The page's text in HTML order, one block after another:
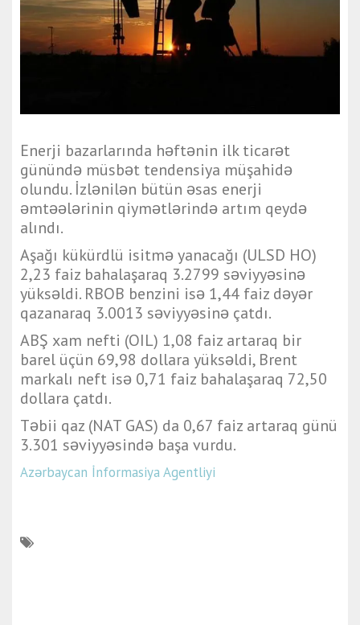
Enerji bazarlarında həftənin ilk ticarət
günündə müsbət tendensiya müşahidə
olundu. İzlənilən bütün əsas enerji
əmtəələrinin qiymətlərində artım qeydə
alındı.
Aşağı kükürdlü isitmə yanacağı (ULSD HO)
2,23 faiz bahalaşaraq 3.2799 səviyyəsinə
yüksəldi. RBOB benzini isə 1,44 faiz dəyər
qazanaraq 3.0013 səviyyəsinə çatdı.
ABŞ xam nefti (OIL) 1,08 faiz artaraq bir
barel üçün 69,98 dollara yüksəldi, Brent
markalı neft isə 0,71 faiz bahalaşaraq 72,50
dollara çatdı.
Təbii qaz (NAT GAS) da 0,67 faiz artaraq günü
3.301 səviyyəsində başa vurdu.
Azərbaycan İnformasiya Agentliyi